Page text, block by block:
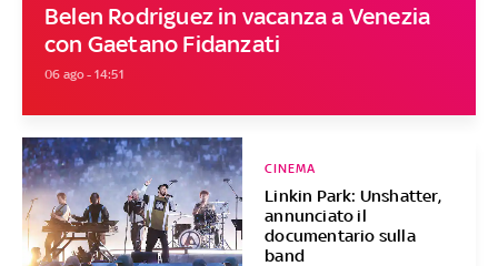
Belen Rodriguez in vacanza a Venezia
con Gaetano Fidanzati
06 ago - 14:51
Linkin Park: Unshatter,
annunciato il
documentario sulla
band
CINEMA